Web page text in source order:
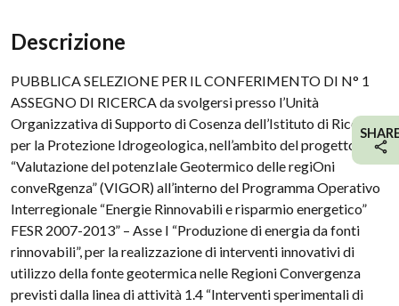
Descrizione
PUBBLICA SELEZIONE PER IL CONFERIMENTO DI N° 1
ASSEGNO DI RICERCA da svolgersi presso l’Unità
Organizzativa di Supporto di Cosenza dell’Istituto di Ricerca
per la Protezione Idrogeologica, nell’ambito del progetto
“Valutazione del potenzIale Geotermico delle regiOni
conveRgenza” (VIGOR) all’interno del Programma Operativo
Interregionale “Energie Rinnovabili e risparmio energetico”
FESR 2007-2013” – Asse I “Produzione di energia da fonti
rinnovabili”, per la realizzazione di interventi innovativi di
utilizzo della fonte geotermica nelle Regioni Convergenza
previsti dalla linea di attività 1.4 “Interventi sperimentali di